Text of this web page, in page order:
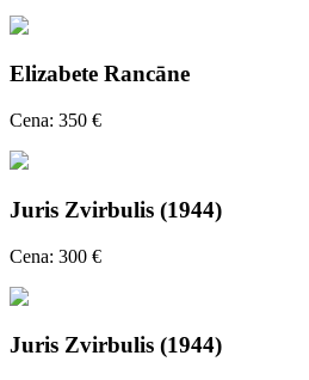
Elizabete Rancāne
Cena: 350 €
Juris Zvirbulis (1944)
Cena: 300 €
Juris Zvirbulis (1944)